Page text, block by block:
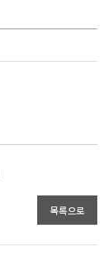
목록으로